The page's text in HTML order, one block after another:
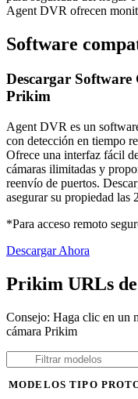
Agent DVR ofrecen
Software
Descargar
Prikim
Agent DVR es un
con detección en tiempo
Ofrece una interfaz fácil
cámaras ilimitadas y
reenvío de puertos.
asegurar su propiedad las
*Para acceso remoto
Descargar Ahora
Prikim URLs
Consejo: Haga clic en un
cámara Prikim
MODELOS TIPO